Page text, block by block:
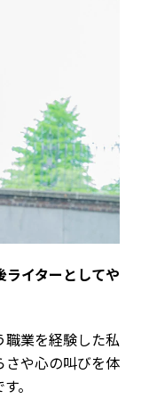
ライターとしてや
業を経験した私
さや心の叫びを体
。